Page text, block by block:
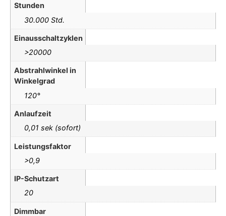
Stunden
30.000 Std.
Einausschaltzyklen
>20000
Abstrahlwinkel in
Winkelgrad
120°
Anlaufzeit
0,01 sek (sofort)
Leistungsfaktor
>0,9
IP-Schutzart
20
Dimmbar